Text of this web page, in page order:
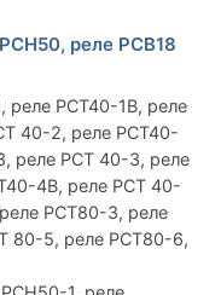
реле РСВ18
реле РСТ40-1В, реле
40-2, реле РСТ40-
реле РСТ 40-3, реле
4В, реле РСТ 40-
РСТ80-3, реле
80-5, реле РСТ80-6,